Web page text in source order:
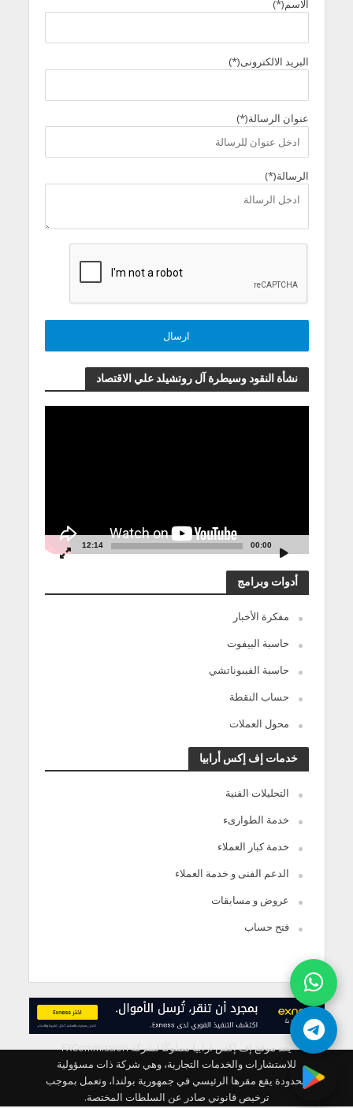
الاسم(*)
البريد الالكترونى(*)
عنوان الرسالة(*)
الرسالة(*)
نشأة النقود وسيطرة آل روتشيلد علي الاقتصاد
00:00
12:14
أدوات وبرامج
مفكرة الأخبار
حاسبة البيفوت
حاسبة الفيبوناتشي
حساب النقطة
محول العملات
خدمات إف إكس أرابيا
التحليلات الفنية
خدمة الطوارىء
خدمة كبار العملاء
الدعم الفنى و خدمة العملاء
عروض و مسابقات
فتح حساب
يعد موقع إف إكس ارابيا مملوكًا لشركة FXCommission
للاستشارات والخدمات التجارية، وهي شركة ذات مسؤولية
محدودة يقع مقرها الرئيسي في جمهورية بولندا، وتعمل بموجب
ترخيص قانوني صادر عن السلطات المختصة.